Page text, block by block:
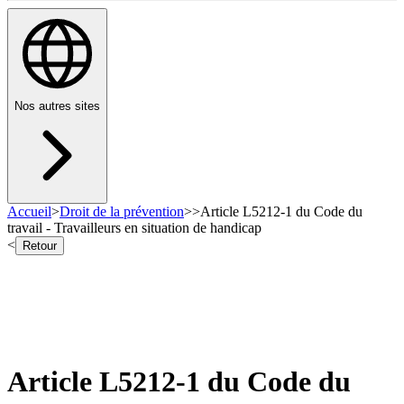
Nos autres sites
Accueil>Droit de la prévention>>Article L5212-1 du Code du
travail - Travailleurs en situation de handicap
<
Retour
Article L5212-1 du Code du